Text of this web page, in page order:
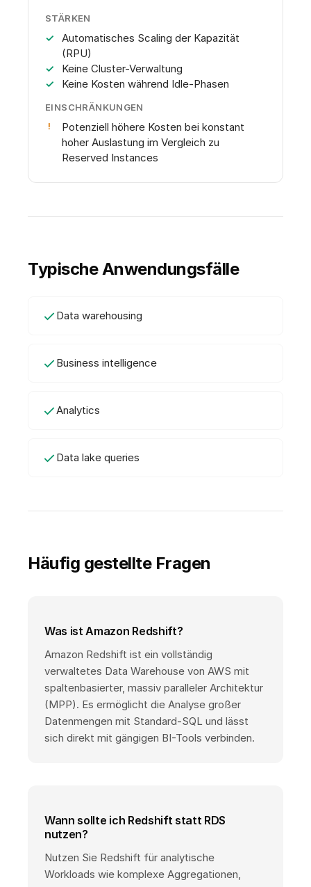
STÄRKEN
Automatisches Scaling der Kapazität
(RPU)
Keine Cluster-Verwaltung
Keine Kosten während Idle-Phasen
EINSCHRÄNKUNGEN
Potenziell höhere Kosten bei konstant
hoher Auslastung im Vergleich zu
Reserved Instances
Typische Anwendungsfälle
Data warehousing
Business intelligence
Analytics
Data lake queries
Häufig gestellte Fragen
Was ist Amazon Redshift?
Amazon Redshift ist ein vollständig
verwaltetes Data Warehouse von AWS mit
spaltenbasierter, massiv paralleler Architektur
(MPP). Es ermöglicht die Analyse großer
Datenmengen mit Standard-SQL und lässt
sich direkt mit gängigen BI-Tools verbinden.
Wann sollte ich Redshift statt RDS
nutzen?
Nutzen Sie Redshift für analytische
Workloads wie komplexe Aggregationen,